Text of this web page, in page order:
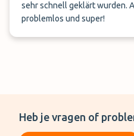
sehr schnell geklärt wurden. Auf dem Rückweg dafür
problemlos und super!
Heb je vragen of